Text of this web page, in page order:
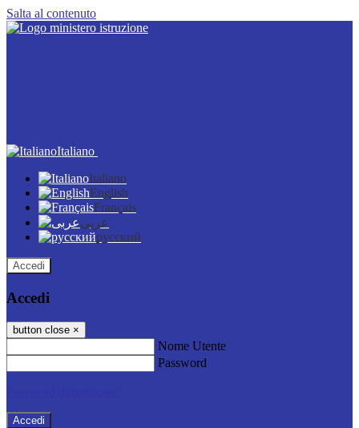
Salta al contenuto
Italiano
Italiano
English
Français
عربى
русский
Accedi
Accedi
button close ×
Nome Utente
Password